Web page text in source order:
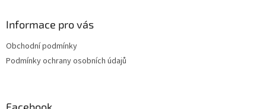
Informace pro vás
Obchodní podmínky
Podmínky ochrany osobních údajů